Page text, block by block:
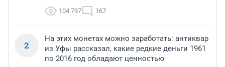
104 797 167
2
На этих монетах можно заработать: антиквар
из Уфы рассказал, какие редкие деньги 1961
по 2016 год обладают ценностью